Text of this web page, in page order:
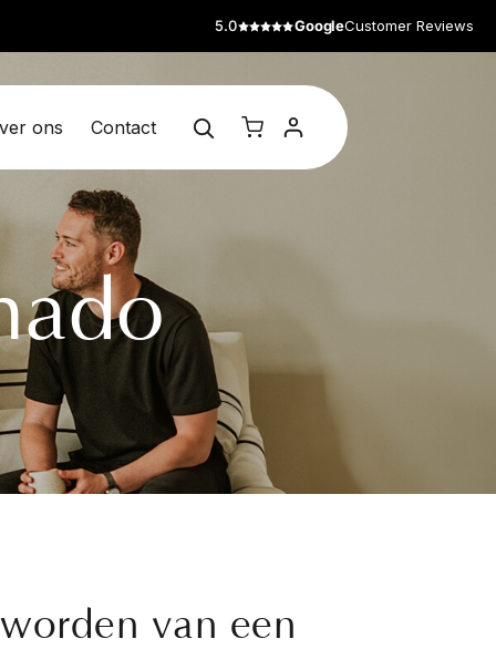
5.0 GoogleCustomer Reviews
ons Contact
van een